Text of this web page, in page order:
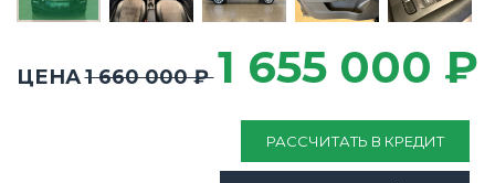
ЦЕНА1 660 000 ₽1 655 000 ₽
РАССЧИТАТЬ В КРЕДИТ